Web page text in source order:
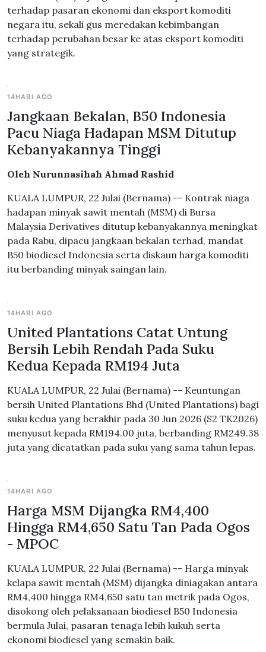
terhadap pasaran ekonomi dan eksport komoditi
negara itu, sekali gus meredakan kebimbangan
terhadap perubahan besar ke atas eksport komoditi
yang strategik.
14HARI AGO
Jangkaan Bekalan, B50 Indonesia
Pacu Niaga Hadapan MSM Ditutup
Kebanyakannya Tinggi
Oleh Nurunnasihah Ahmad Rashid
KUALA LUMPUR, 22 Julai (Bernama) -- Kontrak niaga
hadapan minyak sawit mentah (MSM) di Bursa
Malaysia Derivatives ditutup kebanyakannya meningkat
pada Rabu, dipacu jangkaan bekalan terhad, mandat
B50 biodiesel Indonesia serta diskaun harga komoditi
itu berbanding minyak saingan lain.
14HARI AGO
United Plantations Catat Untung
Bersih Lebih Rendah Pada Suku
Kedua Kepada RM194 Juta
KUALA LUMPUR, 22 Julai (Bernama) -- Keuntungan
bersih United Plantations Bhd (United Plantations) bagi
suku kedua yang berakhir pada 30 Jun 2026 (S2 TK2026)
menyusut kepada RM194.00 juta, berbanding RM249.38
juta yang dicatatkan pada suku yang sama tahun lepas.
14HARI AGO
Harga MSM Dijangka RM4,400
Hingga RM4,650 Satu Tan Pada Ogos
- MPOC
KUALA LUMPUR, 22 Julai (Bernama) -- Harga minyak
kelapa sawit mentah (MSM) dijangka diniagakan antara
RM4,400 hingga RM4,650 satu tan metrik pada Ogos,
disokong oleh pelaksanaan biodiesel B50 Indonesia
bermula Julai, pasaran tenaga lebih kukuh serta
ekonomi biodiesel yang semakin baik.